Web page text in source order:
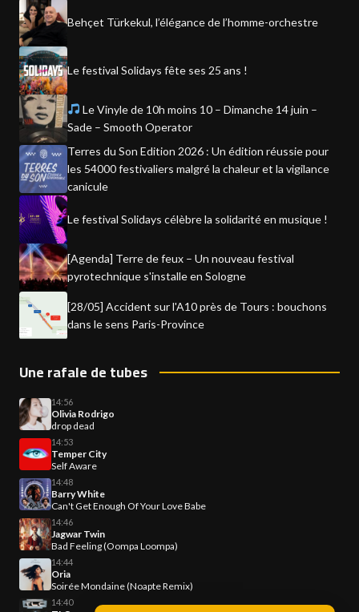
Behçet Türkekul, l’élégance de l’homme-orchestre
Le festival Solidays fête ses 25 ans !
Le Vinyle de 10h moins 10 – Dimanche 14 juin –
Sade – Smooth Operator
Terres du Son Edition 2026 : Un édition réussie pour
les 54000 festivaliers malgré la chaleur et la vigilance
canicule
Le festival Solidays célèbre la solidarité en musique !
[Agenda] Terre de feux – Un nouveau festival
pyrotechnique s'installe en Sologne
[28/05] Accident sur l'A10 près de Tours : bouchons
dans le sens Paris-Province
Une rafale de tubes
14:56
Olivia Rodrigo
drop dead
14:53
Temper City
Self Aware
14:48
Barry White
Can't Get Enough Of Your Love Babe
14:46
Jagwar Twin
Bad Feeling (Oompa Loompa)
14:44
Oria
Soirée Mondaine (Noapte Remix)
14:40